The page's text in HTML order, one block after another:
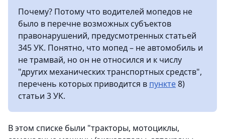
Почему? Потому что водителей мопедов не
было в перечне возможных субъектов
правонарушений, предусмотренных статьей
345 УК. Понятно, что мопед – не автомобиль и
не трамвай, но он не относился и к числу
"других механических транспортных средств",
перечень которых приводится в пункте8)
статьи 3 УК.
В этом списке были "тракторы, мотоциклы,